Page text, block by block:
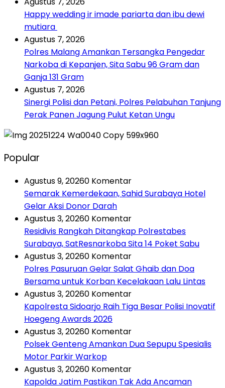
Happy wedding ir imade pariarta dan ibu dewi
mutiara
Agustus 7, 2026
Polres Malang Amankan Tersangka Pengedar
Narkoba di Kepanjen, Sita Sabu 96 Gram dan
Ganja 131 Gram
Agustus 7, 2026
Sinergi Polisi dan Petani, Polres Pelabuhan Tanjung
Perak Panen Jagung Pulut Ketan Ungu
Popular
Agustus 9, 20260 Komentar
Semarak Kemerdekaan, Sahid Surabaya Hotel
Gelar Aksi Donor Darah
Agustus 3, 20260 Komentar
Residivis Rangkah Ditangkap Polrestabes
Surabaya, SatResnarkoba Sita 14 Poket Sabu
Agustus 3, 20260 Komentar
Polres Pasuruan Gelar Salat Ghaib dan Doa
Bersama untuk Korban Kecelakaan Lalu Lintas
Agustus 3, 20260 Komentar
Kapolresta Sidoarjo Raih Tiga Besar Polisi Inovatif
Hoegeng Awards 2026
Agustus 3, 20260 Komentar
Polsek Genteng Amankan Dua Sepupu Spesialis
Motor Parkir Warkop
Agustus 3, 20260 Komentar
Kapolda Jatim Pastikan Tak Ada Ancaman